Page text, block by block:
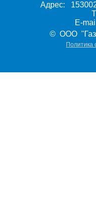
Адрес:
E-
© ООО
Политика